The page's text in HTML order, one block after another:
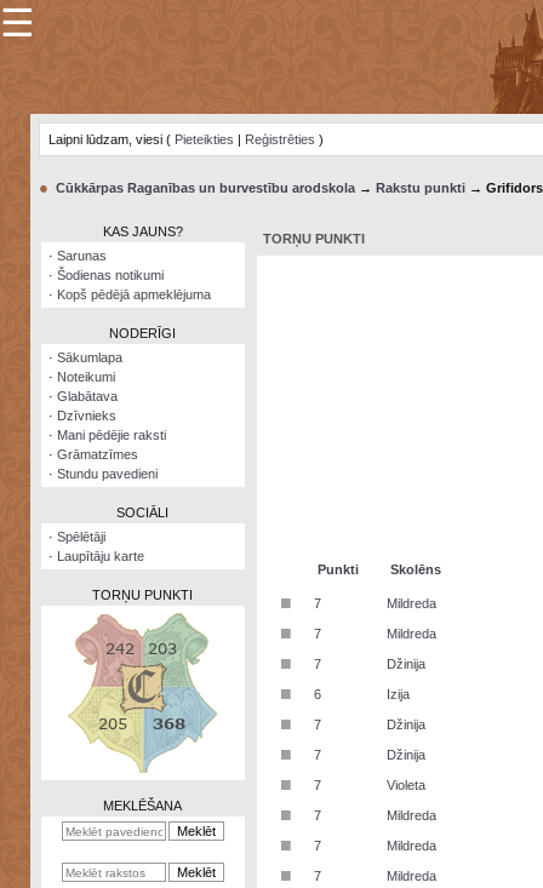
×
Šodienas
notikumi
Visatcera
almanahs
Arhīvs
Zināšanu
☰
Laipni lūdzam, viesi ( Pieteikties | Reģistrēties )
● Cūkkārpas Raganības un burvestību arodskola→ Rakstu punkti→ Grifidors
KAS JAUNS?
· Sarunas
· Šodienas notikumi
· Kopš pēdējā apmeklējuma
NODERĪGI
· Sākumlapa
· Noteikumi
· Glabātava
· Dzīvnieks
· Mani pēdējie raksti
· Grāmatzīmes
· Stundu pavedieni
SOCIĀLI
· Spēlētāji
· Laupītāju karte
TORŅU PUNKTI
MEKLĒŠANA
TORŅU PUNKTI
Punkti Skolēns
■ 7 Mildreda
■ 7 Mildreda
■ 7 Džinija
■ 6 Izija
■ 7 Džinija
■ 7 Džinija
■ 7 Violeta
■ 7 Mildreda
■ 7 Mildreda
■ 7 Mildreda